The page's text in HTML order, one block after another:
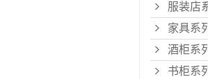
服装店
家具系
酒柜系
书柜系